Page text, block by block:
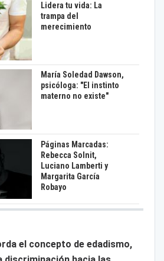
Lidera tu vida: La
trampa del
merecimiento
María Soledad Dawson,
psicóloga: "El instinto
materno no existe"
Páginas Marcadas:
Rebecca Solnit,
Luciano Lamberti y
Margarita García
Robayo
el concepto de edadismo,